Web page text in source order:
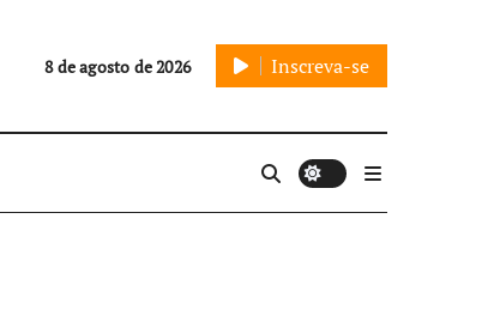
8 de agosto de 2026 Inscreva-se